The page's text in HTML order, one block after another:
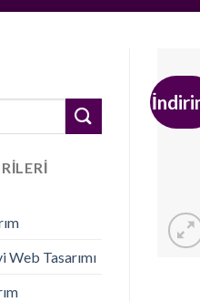
Web Tasarımı